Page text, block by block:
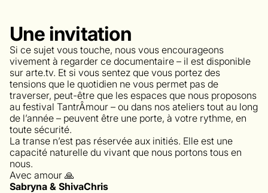
Une invitation
Si ce sujet vous touche, nous vous encourageons
vivement à regarder ce documentaire – il est disponible
sur arte.tv. Et si vous sentez que vous portez des
tensions que le quotidien ne vous permet pas de
traverser, peut-être que les espaces que nous proposons
au festival TantrÂmour – ou dans nos ateliers tout au long
de l’année – peuvent être une porte, à votre rythme, en
toute sécurité.
La transe n’est pas réservée aux initiés. Elle est une
capacité naturelle du vivant que nous portons tous en
nous.
Avec amour 🙏
Sabryna & ShivaChris